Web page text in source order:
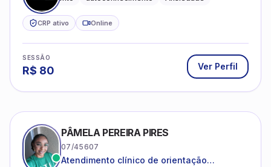
CRP ativo Online
SESSÃO
R$ 80 Ver Perfil
PÂMELA PEREIRA PIRES
07/45607
Atendimento clínico de orientação